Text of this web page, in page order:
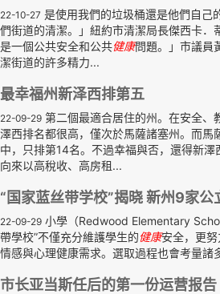
22-10-27 是使用我們的垃圾桶還是他們自己
們街道的清潔。」紐約市清潔局長傑西卡．
是一個公共安全和公共健康問題。」市議員
潔街道的許多精力...
最幸福州新泽西排第五
22-09-29 第二個最適合居住的州。在安全、
澤西排名都很高，僅次於馬薩諸塞州。而馬
中，只排第14名。不過幸福與否，還得新
向來以高稅收、高房租...
“国家蓝丝带学校”揭晓 新州9家公
22-09-29 小學（Redwood Elementary
帶學校”不僅充分維護學生的健康安全，更努
情感與心理健康需求。選取過程也會考量諸
市长亚当斯任后的第一份运营报告